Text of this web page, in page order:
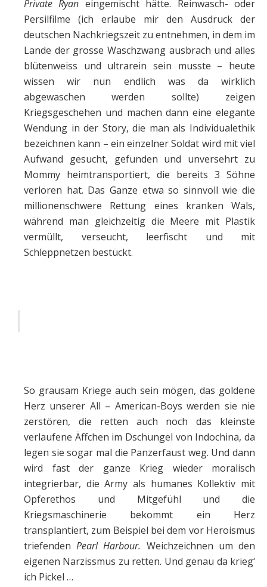
Private Ryan eingemischt hätte. Reinwasch- oder
Persilfilme (ich erlaube mir den Ausdruck der
deutschen Nachkriegszeit zu entnehmen, in dem im
Lande der grosse Waschzwang ausbrach und alles
blütenweiss und ultrarein sein musste – heute
wissen wir nun endlich was da wirklich
abgewaschen werden sollte) zeigen
Kriegsgeschehen und machen dann eine elegante
Wendung in der Story, die man als Individualethik
bezeichnen kann – ein einzelner Soldat wird mit viel
Aufwand gesucht, gefunden und unversehrt zu
Mommy heimtransportiert, die bereits 3 Söhne
verloren hat. Das Ganze etwa so sinnvoll wie die
millionenschwere Rettung eines kranken Wals,
während man gleichzeitig die Meere mit Plastik
vermüllt, verseucht, leerfischt und mit
Schleppnetzen bestückt.
So grausam Kriege auch sein mögen, das goldene
Herz unserer All – American-Boys werden sie nie
zerstören, die retten auch noch das kleinste
verlaufene Äffchen im Dschungel von Indochina, da
legen sie sogar mal die Panzerfaust weg. Und dann
wird fast der ganze Krieg wieder moralisch
integrierbar, die Army als humanes Kollektiv mit
Opferethos und Mitgefühl und die
Kriegsmaschinerie bekommt ein Herz
transplantiert, zum Beispiel bei dem vor Heroismus
triefendenPearl Harbour. Weichzeichnen um den
eigenen Narzissmus zu retten. Und genau da krieg‘
ich Pickel …